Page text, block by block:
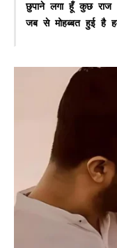
छुपाने लगा हूँ कुछ
जब से मोहब्बत हुई है